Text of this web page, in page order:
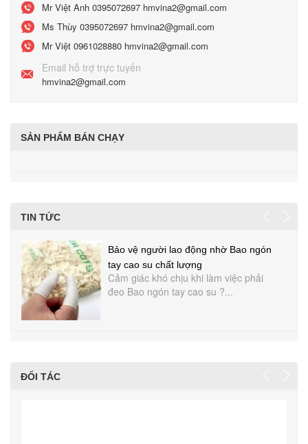
Mr Việt Anh 0395072697 hmvina2@gmail.com
Ms Thùy 0395072697 hmvina2@gmail.com
Mr Việt 0961028880 hmvina2@gmail.com
Email hỗ trợ trực tuyến
hmvina2@gmail.com
SẢN PHẨM BÁN CHẠY
TIN TỨC
Bảo vệ người lao động nhờ Bao ngón
tay cao su chất lượng
Cảm giác khó chịu khi làm việc phải
đeo Bao ngón tay cao su ?...
ĐỐI TÁC